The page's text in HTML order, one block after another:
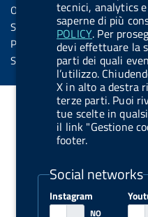
tecnici, analytics
saperne di più
POLICY. Per
devi effettuare la
parti dei quali
l’utilizzo.
X in alto a destra
terze parti. Puoi
tue scelte in
il link "Gestione
footer.
Social networks
Instagram
n
.
i
n
s
t
a
r
a
m
Obiettivi di accessibilità
Statistiche sito
Privacy
Servizi Online